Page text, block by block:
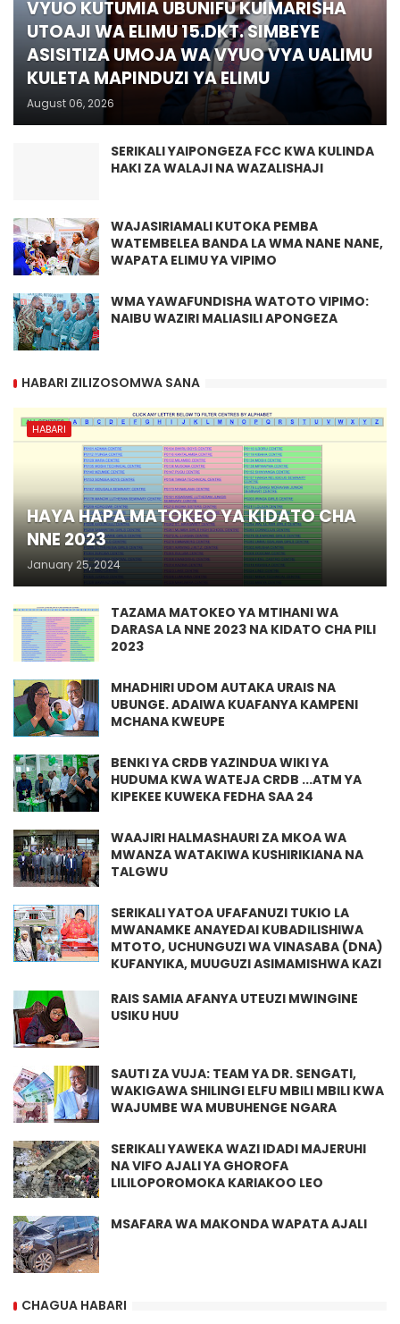
VYUO KUTUMIA UBUNIFU KUIMARISHA
UTOAJI WA ELIMU 15.DKT. SIMBEYE
ASISITIZA UMOJA WA VYUO VYA UALIMU
KULETA MAPINDUZI YA ELIMU
August 06, 2026
SERIKALI YAIPONGEZA FCC KWA KULINDA
HAKI ZA WALAJI NA WAZALISHAJI
WAJASIRIAMALI KUTOKA PEMBA
WATEMBELEA BANDA LA WMA NANE NANE,
WAPATA ELIMU YA VIPIMO
WMA YAWAFUNDISHA WATOTO VIPIMO:
NAIBU WAZIRI MALIASILI APONGEZA
HABARI ZILIZOSOMWA SANA
HABARI
HAYA HAPA MATOKEO YA KIDATO CHA
NNE 2023
January 25, 2024
TAZAMA MATOKEO YA MTIHANI WA
DARASA LA NNE 2023 NA KIDATO CHA PILI
2023
MHADHIRI UDOM AUTAKA URAIS NA
UBUNGE. ADAIWA KUAFANYA KAMPENI
MCHANA KWEUPE
BENKI YA CRDB YAZINDUA WIKI YA
HUDUMA KWA WATEJA CRDB ...ATM YA
KIPEKEE KUWEKA FEDHA SAA 24
WAAJIRI HALMASHAURI ZA MKOA WA
MWANZA WATAKIWA KUSHIRIKIANA NA
TALGWU
SERIKALI YATOA UFAFANUZI TUKIO LA
MWANAMKE ANAYEDAI KUBADILISHIWA
MTOTO, UCHUNGUZI WA VINASABA (DNA)
KUFANYIKA, MUUGUZI ASIMAMISHWA KAZI
RAIS SAMIA AFANYA UTEUZI MWINGINE
USIKU HUU
SAUTI ZA VUJA: TEAM YA DR. SENGATI,
WAKIGAWA SHILINGI ELFU MBILI MBILI KWA
WAJUMBE WA MUBUHENGE NGARA
SERIKALI YAWEKA WAZI IDADI MAJERUHI
NA VIFO AJALI YA GHOROFA
LILILOPOROMOKA KARIAKOO LEO
MSAFARA WA MAKONDA WAPATA AJALI
CHAGUA HABARI